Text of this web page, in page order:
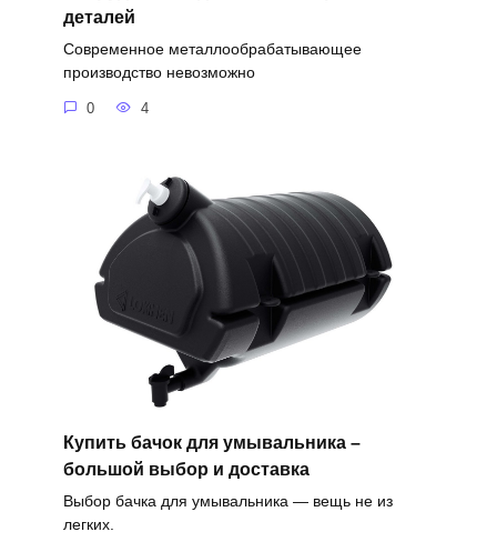
деталей
Современное металлообрабатывающее
производство невозможно
0 4
Купить бачок для умывальника –
большой выбор и доставка
Выбор бачка для умывальника — вещь не из
легких.